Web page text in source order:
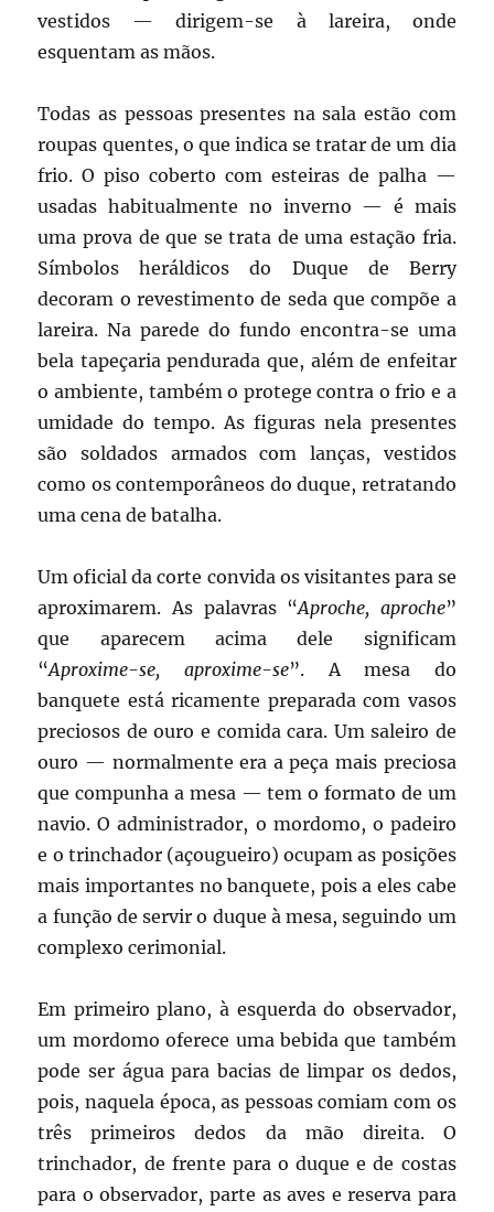
vestidos — dirigem-se à lareira, onde
esquentam as mãos.
Todas as pessoas presentes na sala estão com
roupas quentes, o que indica se tratar de um dia
frio. O piso coberto com esteiras de palha —
usadas habitualmente no inverno — é mais
uma prova de que se trata de uma estação fria.
Símbolos heráldicos do Duque de Berry
decoram o revestimento de seda que compõe a
lareira. Na parede do fundo encontra-se uma
bela tapeçaria pendurada que, além de enfeitar
o ambiente, também o protege contra o frio e a
umidade do tempo. As figuras nela presentes
são soldados armados com lanças, vestidos
como os contemporâneos do duque, retratando
uma cena de batalha.
Um oficial da corte convida os visitantes para se
aproximarem. As palavras “Aproche, aproche”
que aparecem acima dele significam
“Aproxime-se, aproxime-se”. A mesa do
banquete está ricamente preparada com vasos
preciosos de ouro e comida cara. Um saleiro de
ouro — normalmente era a peça mais preciosa
que compunha a mesa — tem o formato de um
navio. O administrador, o mordomo, o padeiro
e o trinchador (açougueiro) ocupam as posições
mais importantes no banquete, pois a eles cabe
a função de servir o duque à mesa, seguindo um
complexo cerimonial.
Em primeiro plano, à esquerda do observador,
um mordomo oferece uma bebida que também
pode ser água para bacias de limpar os dedos,
pois, naquela época, as pessoas comiam com os
três primeiros dedos da mão direita. O
trinchador, de frente para o duque e de costas
para o observador, parte as aves e reserva para